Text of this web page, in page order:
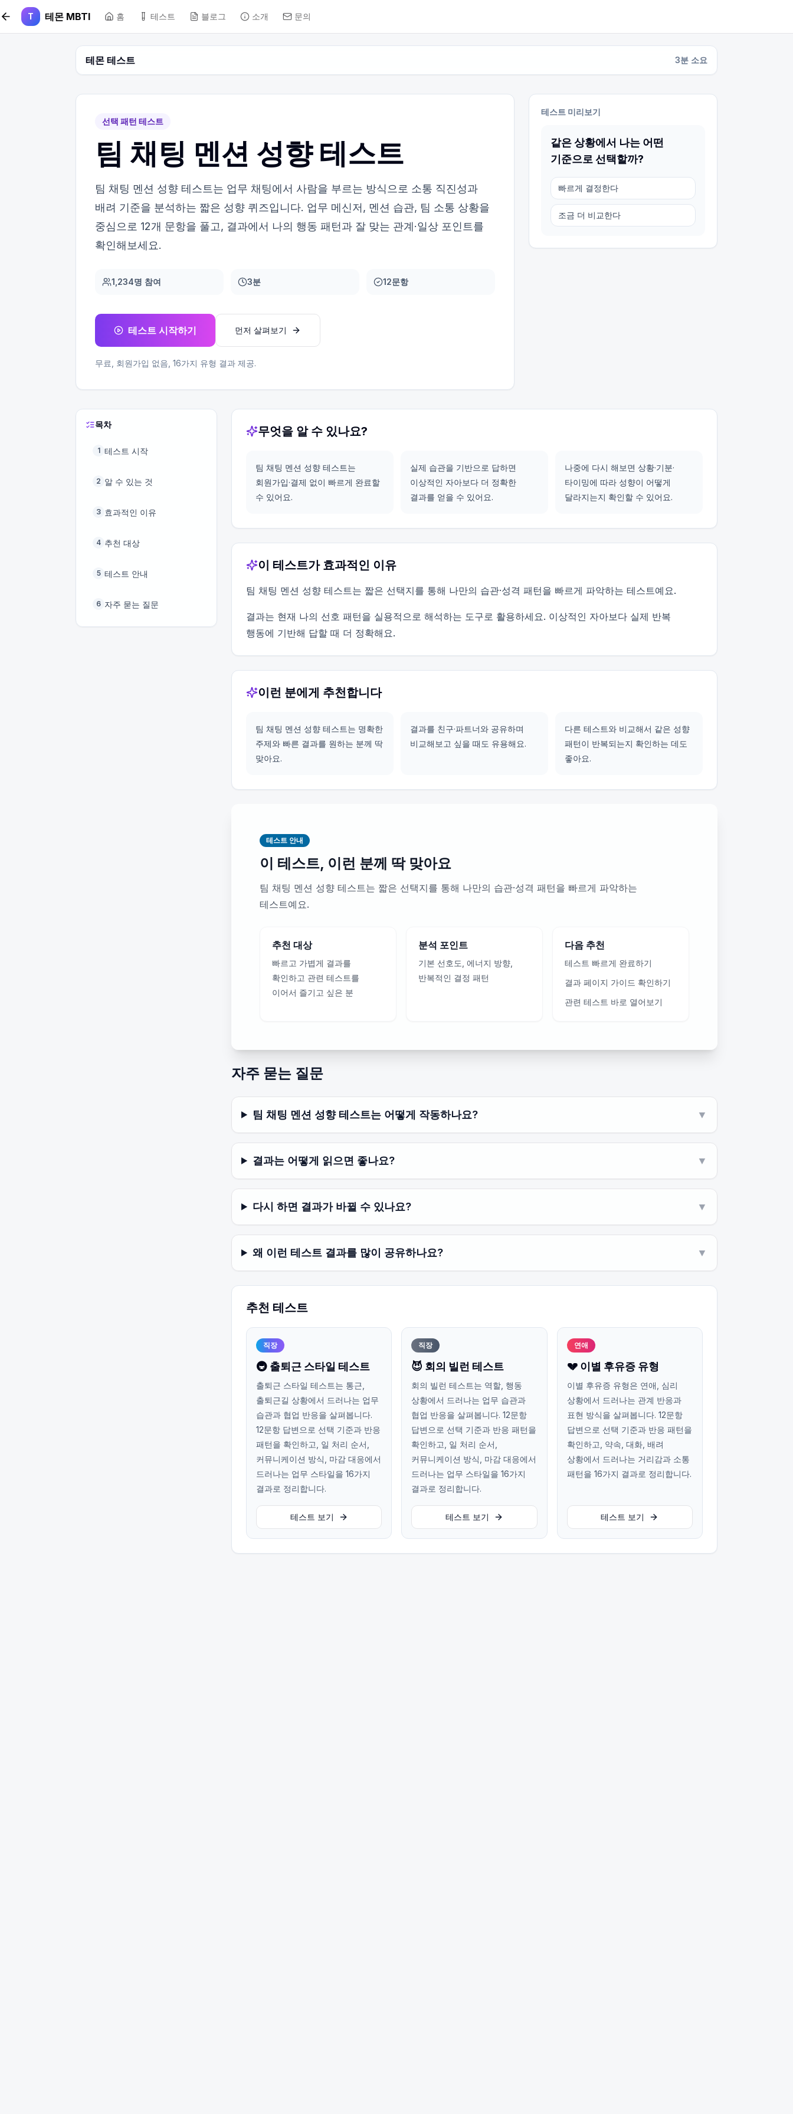
본문 바로가기
T 테몬 MBTI 홈 테스트 블로그 소개 문의
테몬 테스트 3분 소요
선택 패턴 테스트
팀 채팅 멘션 성향 테스트
팀 채팅 멘션 성향 테스트는 업무 채팅에서 사람을 부르는 방식으로 소통 직진성과
배려 기준을 분석하는 짧은 성향 퀴즈입니다. 업무 메신저, 멘션 습관, 팀 소통 상황을
중심으로 12개 문항을 풀고, 결과에서 나의 행동 패턴과 잘 맞는 관계·일상 포인트를
확인해보세요.
1,234명 참여 3분 12문항
테스트 시작하기 먼저 살펴보기
무료, 회원가입 없음, 16가지 유형 결과 제공.
테스트 미리보기
같은 상황에서 나는 어떤
기준으로 선택할까?
빠르게 결정한다
조금 더 비교한다
목차
1 테스트 시작
2 알 수 있는 것
3 효과적인 이유
4 추천 대상
5 테스트 안내
6 자주 묻는 질문
무엇을 알 수 있나요?
팀 채팅 멘션 성향 테스트는
회원가입·결제 없이 빠르게 완료할
수 있어요.
실제 습관을 기반으로 답하면
이상적인 자아보다 더 정확한
결과를 얻을 수 있어요.
나중에 다시 해보면 상황·기분·
타이밍에 따라 성향이 어떻게
달라지는지 확인할 수 있어요.
이 테스트가 효과적인 이유
팀 채팅 멘션 성향 테스트는 짧은 선택지를 통해 나만의 습관·성격 패턴을 빠르게 파악하는 테스트예요.
결과는 현재 나의 선호 패턴을 실용적으로 해석하는 도구로 활용하세요. 이상적인 자아보다 실제 반복
행동에 기반해 답할 때 더 정확해요.
이런 분에게 추천합니다
팀 채팅 멘션 성향 테스트는 명확한
주제와 빠른 결과를 원하는 분께 딱
맞아요.
결과를 친구·파트너와 공유하며
비교해보고 싶을 때도 유용해요.
다른 테스트와 비교해서 같은 성향
패턴이 반복되는지 확인하는 데도
좋아요.
테스트 안내
이 테스트, 이런 분께 딱 맞아요
팀 채팅 멘션 성향 테스트는 짧은 선택지를 통해 나만의 습관·성격 패턴을 빠르게 파악하는
테스트예요.
추천 대상
빠르고 가볍게 결과를
확인하고 관련 테스트를
이어서 즐기고 싶은 분
분석 포인트
기본 선호도, 에너지 방향,
반복적인 결정 패턴
다음 추천
테스트 빠르게 완료하기
결과 페이지 가이드 확인하기
관련 테스트 바로 열어보기
자주 묻는 질문
팀 채팅 멘션 성향 테스트는 어떻게 작동하나요? ▼
결과는 어떻게 읽으면 좋나요? ▼
다시 하면 결과가 바뀔 수 있나요? ▼
왜 이런 테스트 결과를 많이 공유하나요? ▼
추천 테스트
직장
🚇 출퇴근 스타일 테스트
출퇴근 스타일 테스트는 통근,
출퇴근길 상황에서 드러나는 업무
습관과 협업 반응을 살펴봅니다.
12문항 답변으로 선택 기준과 반응
패턴을 확인하고, 일 처리 순서,
커뮤니케이션 방식, 마감 대응에서
드러나는 업무 스타일을 16가지
결과로 정리합니다.
테스트 보기
직장
😈 회의 빌런 테스트
회의 빌런 테스트는 역할, 행동
상황에서 드러나는 업무 습관과
협업 반응을 살펴봅니다. 12문항
답변으로 선택 기준과 반응 패턴을
확인하고, 일 처리 순서,
커뮤니케이션 방식, 마감 대응에서
드러나는 업무 스타일을 16가지
결과로 정리합니다.
테스트 보기
연애
💔 이별 후유증 유형
이별 후유증 유형은 연애, 심리
상황에서 드러나는 관계 반응과
표현 방식을 살펴봅니다. 12문항
답변으로 선택 기준과 반응 패턴을
확인하고, 약속, 대화, 배려
상황에서 드러나는 거리감과 소통
패턴을 16가지 결과로 정리합니다.
테스트 보기